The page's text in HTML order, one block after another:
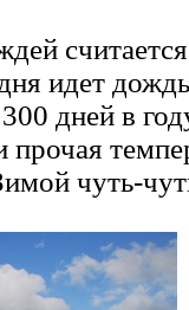
идет
дней в
прочая
чуть-